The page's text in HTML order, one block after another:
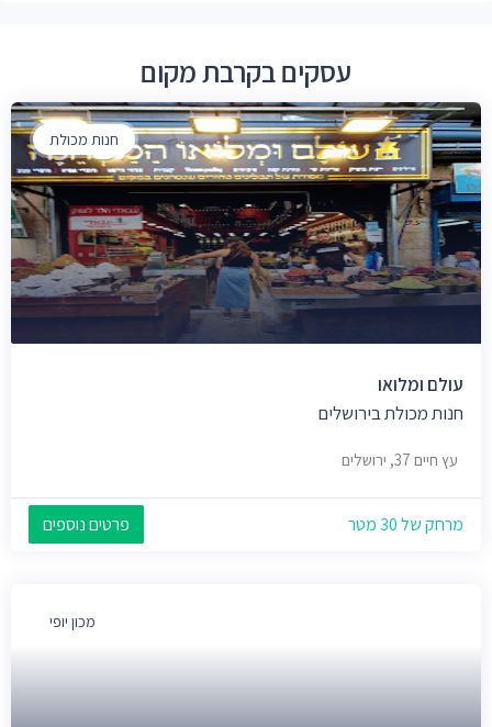
עסקים בקרבת מקום
חנות מכולת
עולם ומלואו
חנות מכולת בירושלים
עץ חיים 37, ירושלים
מרחק של 30 מטר פרטים נוספים
מכון יופי